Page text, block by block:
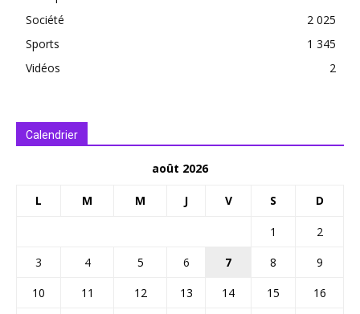
Société
2 025
Sports
1 345
Vidéos
2
Calendrier
août 2026
L M M J V S D
1
2
3
4 5 6 7 8
9
10
11 12 13 14 15
16